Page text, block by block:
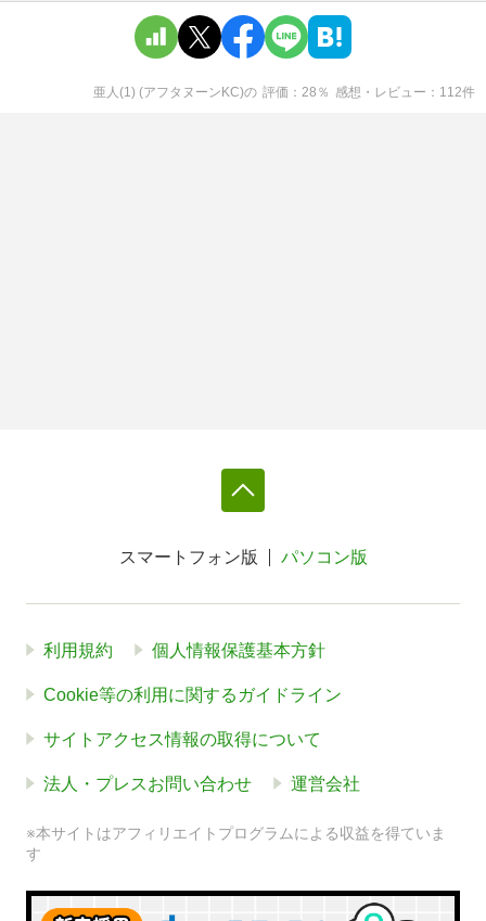
亜人(1) (アフタヌーンKC)の 評価 28 ％ 感想・レビュー 112件
スマートフォン版 パソコン版
利用規約 個人情報保護基本方針
Cookie等の利用に関するガイドライン
サイトアクセス情報の取得について
法人・プレスお問い合わせ 運営会社
※本サイトはアフィリエイトプログラムによる収益を得ていま
す